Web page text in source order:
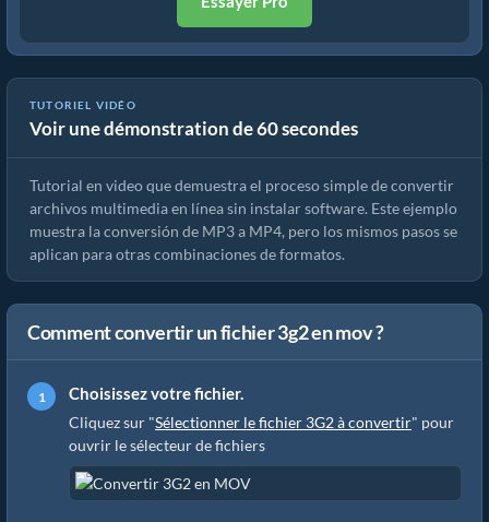
TUTORIEL VIDÉO
Voir une démonstration de 60 secondes
Cómo convertir archivos multimedia
Tutorial en video que demuestra el proceso simple de convertir
archivos multimedia en línea sin instalar software. Este ejemplo
muestra la conversión de MP3 a MP4, pero los mismos pasos se
aplican para otras combinaciones de formatos.
Comment convertir un fichier 3g2 en mov ?
Choisissez votre fichier.
Cliquez sur "Sélectionner le fichier 3G2 à convertir" pour
ouvrir le sélecteur de fichiers